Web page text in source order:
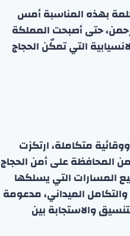
كلمة بهذه المناسبة أمس
حتى أصبحت المملكة
التي تمكّن الحجاج
متكاملة، ارتكزت
المحافظة على أمن الحجاج
المسارات التي يسلكها
الميداني، مدعومة
والاستجابة بين